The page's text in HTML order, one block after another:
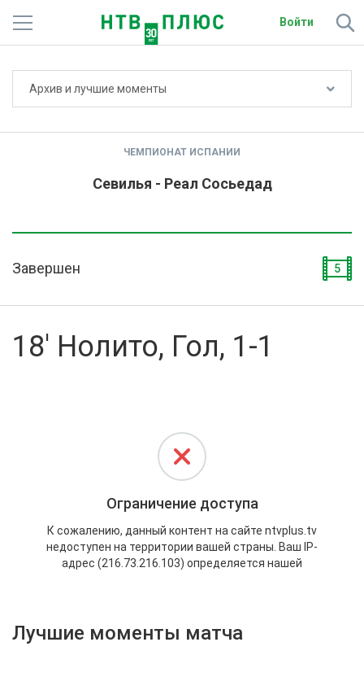
Войти
О сайте
Архив и лучшие моменты
ЧЕМПИОНАТ ИСПАНИИ
Севилья - Реал Сосьедад
Завершен 5
18' Нолито, Гол, 1-1
Лучшие моменты матча